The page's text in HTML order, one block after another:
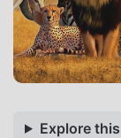
Explore